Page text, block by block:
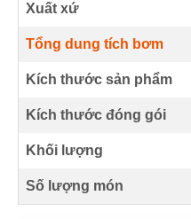
Xuất xứ
Tổng dung tích bơm
Kích thước sản phẩm
Kích thước đóng gói
Khối lượng
Số lượng món